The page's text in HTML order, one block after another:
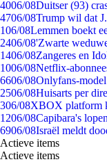
4006/08Duitser (93)
4706/08Trump wil dat
106/08Lemmen boekt
2406/08'Zwarte
1406/08Zangeres en
1006/08Netflix-
6606/08Onlyfans-
2506/08Huisarts per
306/08XBOX platform
1206/08Capibara's
6906/08Israël meldt
Actieve items
Actieve items